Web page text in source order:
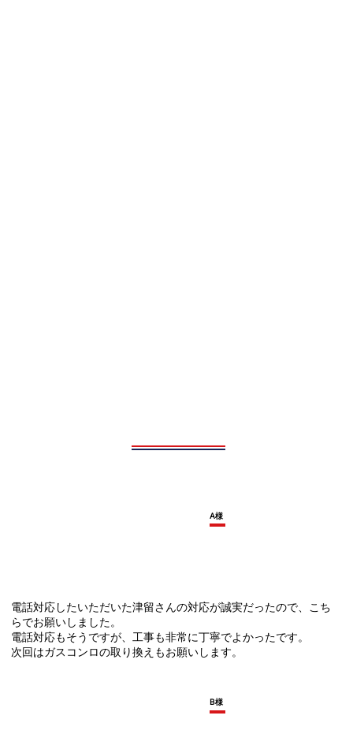
電話対応したいただいた津留さんの対応が誠実だったので、こち
らでお願いしました。
電話対応もそうですが、工事も非常に丁寧でよかったです。
次回はガスコンロの取り換えもお願いします。
A様
B様